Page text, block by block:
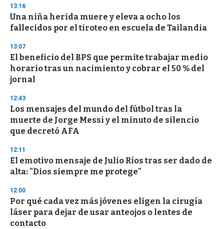
s
e
c
o
d
s
13:16
Una niña herida muere y eleva a ocho los
fallecidos por el tiroteo en escuela de Tailandia
13:07
El beneficio del BPS que permite trabajar medio
horario tras un nacimiento y cobrar el 50 % del
jornal
12:43
Los mensajes del mundo del fútbol tras la
muerte de Jorge Messi y el minuto de silencio
que decretó AFA
12:11
El emotivo mensaje de Julio Ríos tras ser dado de
alta: "Dios siempre me protege"
12:00
Por qué cada vez más jóvenes eligen la cirugía
láser para dejar de usar anteojos o lentes de
contacto